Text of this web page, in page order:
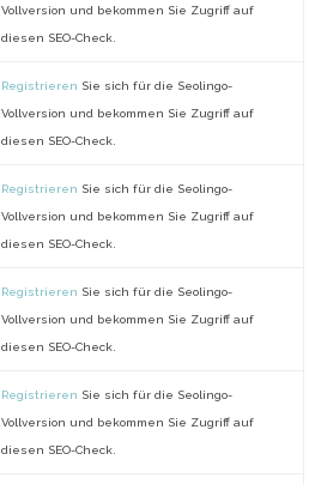
Vollversion und bekommen Sie Zugriff auf
diesen SEO-Check.
Registrieren Sie sich für die Seolingo-
Vollversion und bekommen Sie Zugriff auf
diesen SEO-Check.
Registrieren Sie sich für die Seolingo-
Vollversion und bekommen Sie Zugriff auf
diesen SEO-Check.
Registrieren Sie sich für die Seolingo-
Vollversion und bekommen Sie Zugriff auf
diesen SEO-Check.
Registrieren Sie sich für die Seolingo-
Vollversion und bekommen Sie Zugriff auf
diesen SEO-Check.